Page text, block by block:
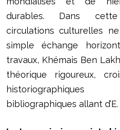
durables. Dans
circulations culturelles
simple échange
travaux, Khémais Ben
théorique rigoureux,
bibliographiques allant d’E.